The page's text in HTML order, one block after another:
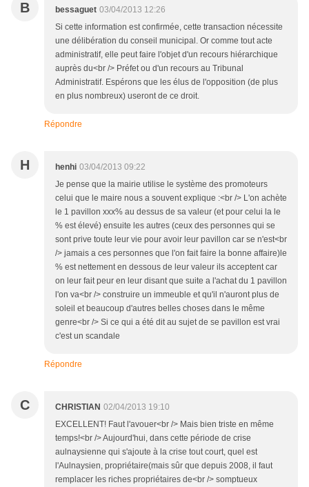
B bessaguet 03/04/2013 12:26
Si cette information est confirmée, cette transaction nécessite
une délibération du conseil municipal. Or comme tout acte
administratif, elle peut faire l'objet d'un recours hiérarchique
auprès du<br /> Préfet ou d'un recours au Tribunal
Administratif. Espérons que les élus de l'opposition (de plus
en plus nombreux) useront de ce droit.
Répondre
H henhi 03/04/2013 09:22
Je pense que la mairie utilise le système des promoteurs
celui que le maire nous a souvent explique :<br /> L'on achète
le 1 pavillon xxx% au dessus de sa valeur (et pour celui la le
% est élevé) ensuite les autres (ceux des personnes qui se
sont prive toute leur vie pour avoir leur pavillon car se n'est<br
/> jamais a ces personnes que l'on fait faire la bonne affaire)le
% est nettement en dessous de leur valeur ils acceptent car
on leur fait peur en leur disant que suite a l'achat du 1 pavillon
l'on va<br /> construire un immeuble et qu'il n'auront plus de
soleil et beaucoup d'autres belles choses dans le même
genre<br /> Si ce qui a été dit au sujet de se pavillon est vrai
c'est un scandale
Répondre
C CHRISTIAN 02/04/2013 19:10
EXCELLENT! Faut l'avouer<br /> Mais bien triste en même
temps!<br /> Aujourd'hui, dans cette période de crise
aulnaysienne qui s'ajoute à la crise tout court, quel est
l'Aulnaysien, propriétaire(mais sûr que depuis 2008, il faut
remplacer les riches propriétaires de<br /> somptueux